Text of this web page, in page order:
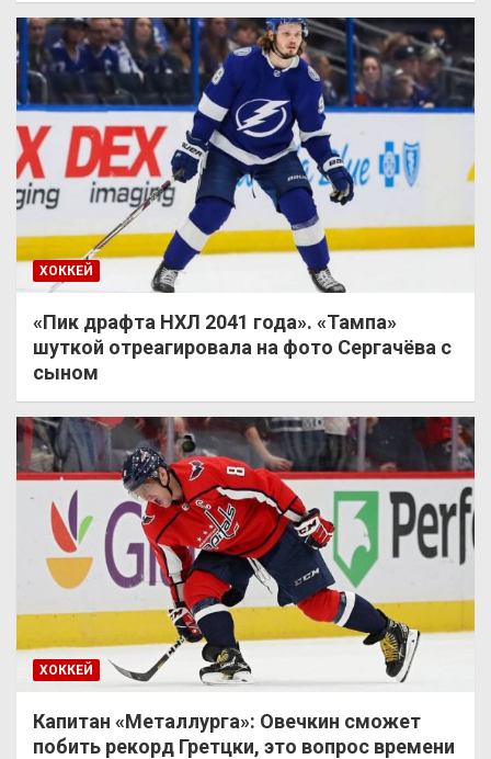
ХОККЕЙ
«Пик драфта НХЛ 2041 года». «Тампа»
шуткой отреагировала на фото Сергачёва с
сыном
ХОККЕЙ
Капитан «Металлурга»: Овечкин сможет
побить рекорд Гретцки, это вопрос времени